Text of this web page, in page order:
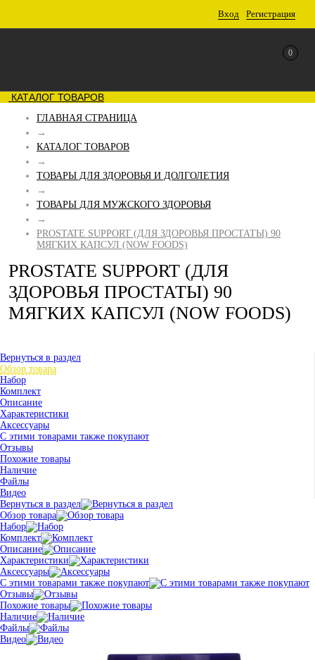
Вход Регистрация
0
КАТАЛОГ ТОВАРОВ
ГЛАВНАЯ СТРАНИЦА
→
КАТАЛОГ ТОВАРОВ
→
ТОВАРЫ ДЛЯ ЗДОРОВЬЯ И ДОЛГОЛЕТИЯ
→
ТОВАРЫ ДЛЯ МУЖСКОГО ЗДОРОВЬЯ
→
PROSTATE SUPPORT (ДЛЯ ЗДОРОВЬЯ ПРОСТАТЫ) 90
МЯГКИХ КАПСУЛ (NOW FOODS)
PROSTATE SUPPORT (ДЛЯ
ЗДОРОВЬЯ ПРОСТАТЫ) 90
МЯГКИХ КАПСУЛ (NOW FOODS)
Вернуться в раздел
Обзор товара
Набор
Комплект
Описание
Характеристики
Аксессуары
С этими товарами также покупают
Отзывы
Похожие товары
Наличие
Файлы
Видео
Вернуться в раздел
Обзор товара
Набор
Комплект
Описание
Характеристики
Аксессуары
С этими товарами также покупают
Отзывы
Похожие товары
Наличие
Файлы
Видео